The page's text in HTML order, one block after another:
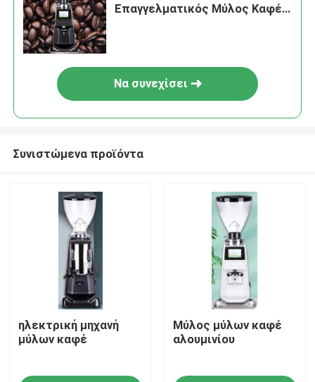
Επαγγελματικός Μύλος Καφέ
Να συνεχίσει
Συνιστώμενα προϊόντα
ηλεκτρική μηχανή
μύλων καφέ
Μύλος μύλων καφέ
αλουμινίου